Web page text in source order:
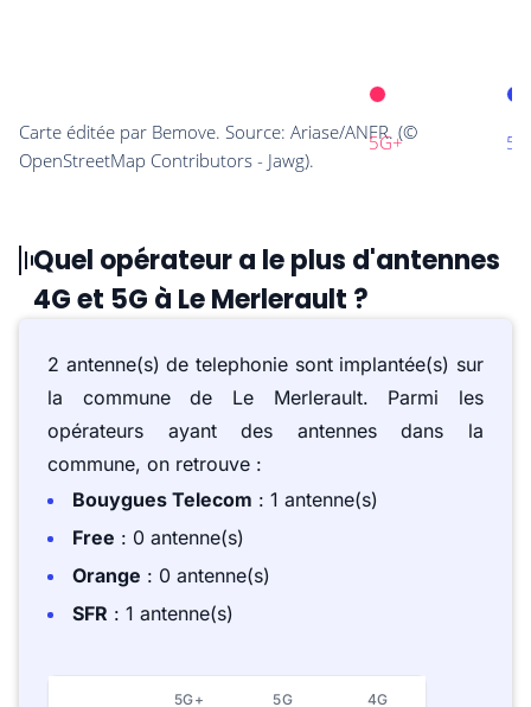
Quel opérateur a le plus d'antennes
4G et 5G à Le Merlerault ?
2 antenne(s) de telephonie sont implantée(s) sur
la commune de Le Merlerault. Parmi les
opérateurs ayant des antennes dans la
commune, on retrouve :
Bouygues Telecom : 1 antenne(s)
Free : 0 antenne(s)
Orange : 0 antenne(s)
SFR : 1 antenne(s)
5G+ 5G 4G